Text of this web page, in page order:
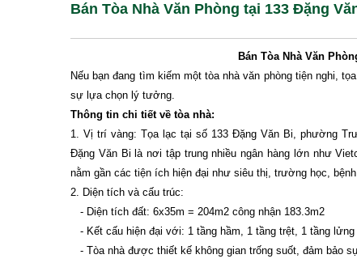
Bán Tòa Nhà Văn Phòng tại 133 Đặng
Bán Tòa Nhà Văn
Nếu bạn đang tìm kiếm một tòa nhà văn phòng tiện nghi,
sự lựa chọn lý tưởng.
Thông tin chi tiết về tòa nhà:
1. Vị trí vàng: Tọa lạc tại số 133 Đặng Văn Bi, phường
Đặng Văn Bi là nơi tập trung nhiều ngân hàng lớn như
nằm gần các tiện ích hiện đại như siêu thị, trường học,
2. Diện tích và cấu trúc:
- Diện tích đất: 6x35m = 204m2 công nhận 183.3m2
- Kết cấu hiện đại với: 1 tầng hầm, 1 tầng trệt, 1 tầng
- Tòa nhà được thiết kế không gian trống suốt, đảm bảo